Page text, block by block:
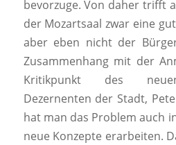
bevorzuge. Von daher trifft
der Mozartsaal zwar eine
aber eben nicht der
Zusammenhang mit der
Kritikpunkt des
Dezernenten der Stadt,
hat man das Problem auch
neue Konzepte erarbeiten.